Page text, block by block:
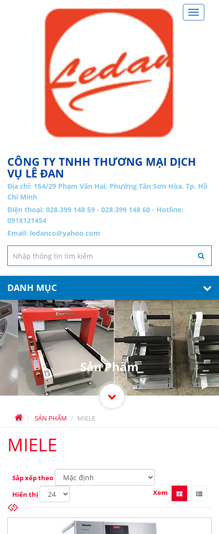
Toggle
CÔNG TY TNHH THƯƠNG MẠI DỊCH
VỤ LÊ ĐAN
Địa chỉ: 154/29 Phạm Văn Hai, Phường Tân Sơn Hòa, Tp. Hồ
Chí Minh
Điện thoại: 028.399 148 59 - 028.399 148 60 - Hotline:
0918121454
Email: ledanco@yahoo.com
DANH MỤC
SẢN PHẨM MIELE
Sản Phẩm
MIELE
Sắp xếp theo
Hiển thị
Xem